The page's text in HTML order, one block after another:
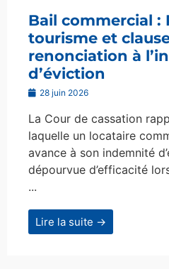
Bail commercial :
tourisme et
renonciation à
d’éviction
28 juin 2026
La Cour de cassation
laquelle un locataire
avance à son indemnité
dépourvue d’efficacité
...
Lire la suite →